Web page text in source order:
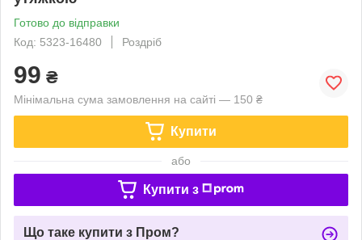
Готово до відправки
Код: 5323-16480
Роздріб
99 ₴
Мінімальна сума замовлення на сайті — 150 ₴
Купити
або
Купити з
Що таке купити з Пром?